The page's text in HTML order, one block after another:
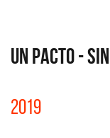
UN PACTO -
2019